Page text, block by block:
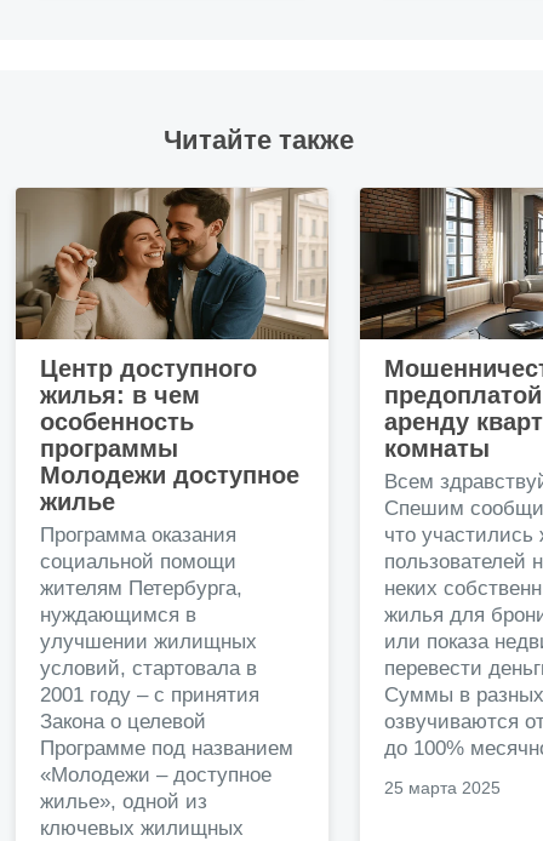
Читайте также
Центр доступного
жилья: в чем
особенность
программы
Молодежи доступное
жилье
Программа оказания
социальной помощи
жителям Петербурга,
нуждающимся в
улучшении жилищных
условий, стартовала в
2001 году – с принятия
Закона о целевой
Программе под названием
«Молодежи – доступное
жилье», одной из
ключевых жилищных
аренду
комнаты
Всем
Спешим
что
пользователей
неких
жилья для
или показа
перевести
Суммы в
озвучиваются
до 100%
25 марта 2025